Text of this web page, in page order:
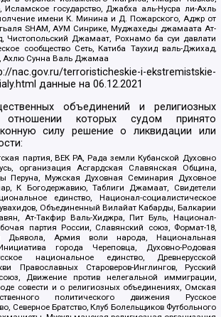
государство, Джабха аль-Нусра ли-Ахль
имени К. Минина и Д. Пожарского, Аджр от
SHAM, АУМ Синрике, Муджахеды джамаата Ат-
Чистопольский Джамаат, Рохнамо ба суи давлати
сообщество Сеть, Катиба Таухид валь-Джихад,
Ахлю Сунна Валь Джамаа
nac.gov.ru/terroristicheskie-i-ekstremistskie-
данные на06.12.2021
объединений и религиозных
отношении которых судом принято
силу решение о ликвидации или
партия, ВЕК РА, Рада земли Кубанской Духовно
организация Асгардская Славянская Община,
Перуна, Мужская Духовная Семинария Духовное
К Богодержавию, Таблиги Джамаат, Свидетели
единство, Национал-социалистическое
Объединенный Вилайат Кабарды, Балкарии
Ат-Такфир Валь-Хиджра, Пит Буль, Национал-
партия России, Славянский союз, Формат-18,
Дьявола, Армия воли народа, Национальная
города Череповца, Духовно-Родовая
национальное единство, Древнерусской
Православных Староверов-Инглингов, Русский
Движение против нелегальной иммиграции,
совести и о религиозных объединениях, Омская
политического движения Русское
Северное Братство, Клуб Болельщиков Футбольного